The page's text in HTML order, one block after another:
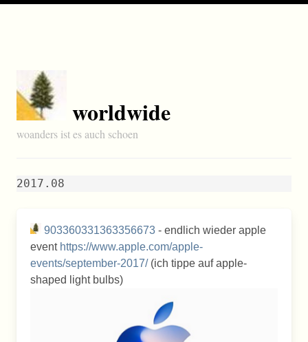
worldwide
woanders ist es auch schoen
2017.08
903360331363356673 - endlich wieder apple
event https://www.apple.com/apple-
events/september-2017/(ich tippe auf apple-
shaped light bulbs)